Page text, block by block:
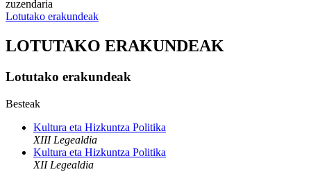
zuzendaria
Lotutako erakundeak
LOTUTAKO ERAKUNDEAK
Lotutako erakundeak
Besteak
Kultura eta Hizkuntza Politika
XIII Legealdia
Kultura eta Hizkuntza Politika
XII Legealdia